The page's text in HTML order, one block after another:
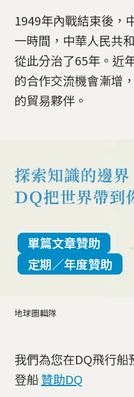
1949年內戰結束後，
一時間，中華人民共
從此分治了65年。近
的合作交流機會漸增
的貿易夥伴。
地球圖輯隊
單篇文章贊助
定期／年度贊助
我們為您在DQ飛行
登船贊助DQ